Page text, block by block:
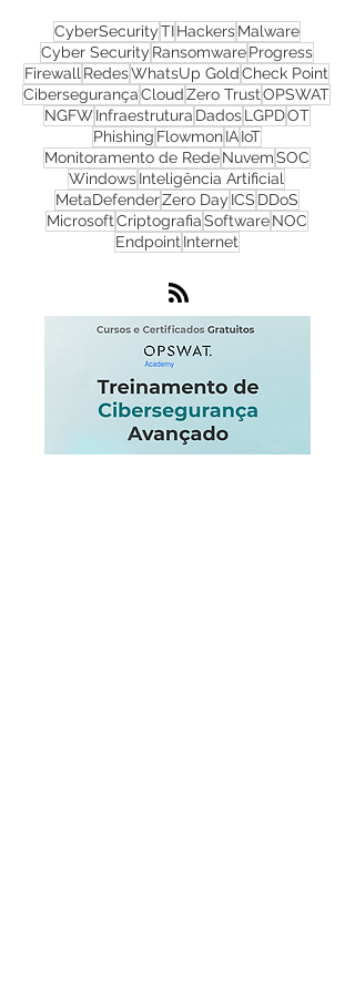
CyberSecurityTIHackersMalware
Cyber SecurityRansomwareProgress
FirewallRedesWhatsUp Gold Check Point
CibersegurançaCloudZero Trust
NGFWInfraestruturaDadosLGPDOT
PhishingFlowmonIAIoT
Monitoramento de RedeNuvemSOC
WindowsInteligência Artificial
MetaDefenderZero DayICS
EndpointInternet